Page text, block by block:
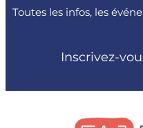
Toutes les infos, les
Inscrivez-